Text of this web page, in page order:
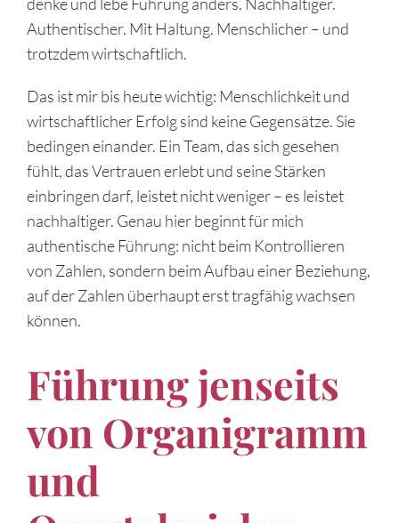
Authentischer. Mit Haltung. Menschlicher – und
trotzdem wirtschaftlich.
Das ist mir bis heute wichtig: Menschlichkeit und
wirtschaftlicher Erfolg sind keine Gegensätze. Sie
bedingen einander. Ein Team, das sich gesehen
fühlt, das Vertrauen erlebt und seine Stärken
einbringen darf, leistet nicht weniger – es leistet
nachhaltiger. Genau hier beginnt für mich
authentische Führung: nicht beim Kontrollieren
von Zahlen, sondern beim Aufbau einer Beziehung,
auf der Zahlen überhaupt erst tragfähig wachsen
können.
Führung jenseits
von Organigramm
und